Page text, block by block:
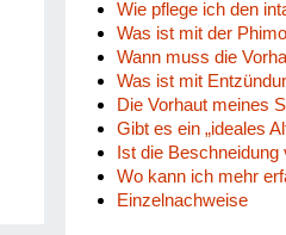
Wie pflege ich den
Was ist mit der
Wann muss die
Was ist mit
Die Vorhaut meines
Gibt es ein „ideales
Ist die
Wo kann ich mehr
Einzelnachweise